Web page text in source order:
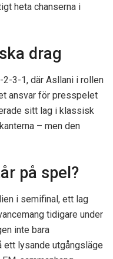
heta chanserna i
drag
3-1, där Asllani i rollen
ansvar för presspelet
sitt lag i klassisk
– men den
på spel?
i semifinal, ett lag
tidigare under
inte bara
ett lysande utgångsläge